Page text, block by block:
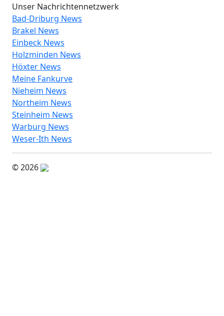
Unser Nachrichtennetzwerk
Bad-Driburg News
Brakel News
Einbeck News
Holzminden News
Höxter News
Meine Fankurve
Nieheim News
Northeim News
Steinheim News
Warburg News
Weser-Ith News
© 2026